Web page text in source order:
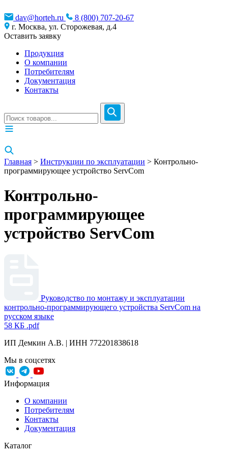
dav@horteh.ru
8 (800) 707-20-67
г. Москва, ул. Сторожевая, д.4
Оставить заявку
Продукция
О компании
Потребителям
Документация
Контакты
Главная > Инструкции по эксплуатации > Контрольно-
программирующее устройство ServCom
Контрольно-
программирующее
устройство ServCom
Руководство по монтажу и эксплуатации
контрольно-программирующего устройства ServCom на
русском языке
58 КБ .pdf
ИП Демкин А.В. | ИНН 772201838618
Мы в соцсетях
Информация
О компании
Потребителям
Контакты
Документация
Каталог